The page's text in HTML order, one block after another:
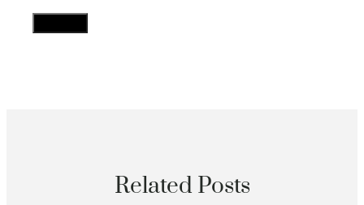
Related Posts